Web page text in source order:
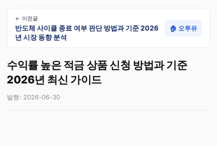
← 이전글
반도체 사이클 종료 여부 판단 방법과 기준 2026
년 시장 동향 분석
🏠 오투유
수익률 높은 적금 상품 신청 방법과 기준
2026년 최신 가이드
발행: 2026-06-30